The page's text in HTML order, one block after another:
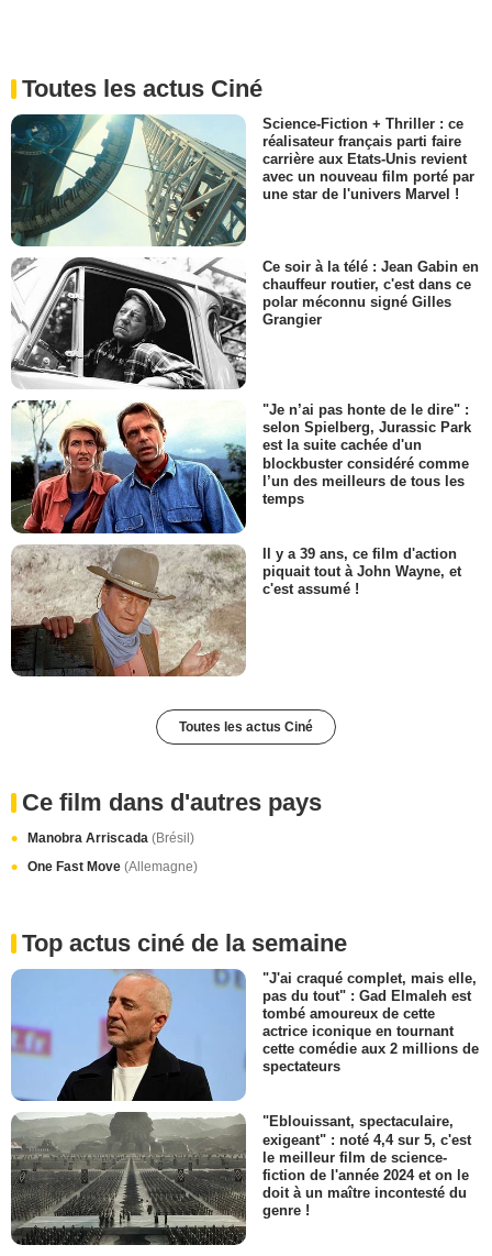
Toutes les actus Ciné
Science-Fiction + Thriller : ce
réalisateur français parti faire
carrière aux Etats-Unis revient
avec un nouveau film porté par
une star de l'univers Marvel !
Ce soir à la télé : Jean Gabin en
chauffeur routier, c'est dans ce
polar méconnu signé Gilles
Grangier
"Je n’ai pas honte de le dire" :
selon Spielberg, Jurassic Park
est la suite cachée d'un
blockbuster considéré comme
l’un des meilleurs de tous les
temps
Il y a 39 ans, ce film d'action
piquait tout à John Wayne, et
c'est assumé !
Toutes les actus Ciné
Ce film dans d'autres pays
Manobra Arriscada (Brésil)
One Fast Move (Allemagne)
Top actus ciné de la semaine
"J'ai craqué complet, mais elle,
pas du tout" : Gad Elmaleh est
tombé amoureux de cette
actrice iconique en tournant
cette comédie aux 2 millions de
spectateurs
"Eblouissant, spectaculaire,
exigeant" : noté 4,4 sur 5, c'est
le meilleur film de science-
fiction de l'année 2024 et on le
doit à un maître incontesté du
genre !